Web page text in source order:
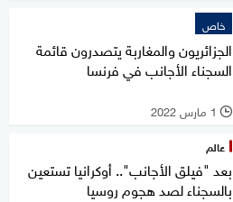
خاص
الجزائريون والمغاربة يتصدرون قائمة
السجناء الأجانب في فرنسا
l 1 مارس 2022
عالم
بعد "فيلق الأجانب".. أوكرانيا تستعين
بالسجناء لصد هجوم روسيا